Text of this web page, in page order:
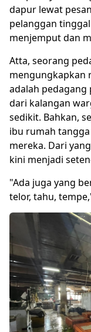
dapur lewat
pelanggan
menjemput dan
Atta, seorang
mengungkapkan
adalah pedagang
dari kalangan
sedikit. Bahkan,
ibu rumah
mereka. Dari
kini menjadi
"Ada juga yang
telor, tahu,